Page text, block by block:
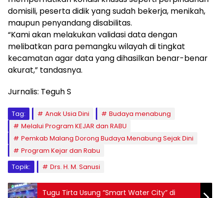
domisili, peserta didik yang sudah bekerja, menikah,
maupun penyandang disabilitas.
“Kami akan melakukan validasi data dengan
melibatkan para pemangku wilayah di tingkat
kecamatan agar data yang dihasilkan benar-benar
akurat,” tandasnya.
Jurnalis: Teguh S
Tag: Anak Usia Dini
Budaya menabung
Melalui Program KEJAR dan RABU
Pemkab Malang Dorong Budaya Menabung Sejak Dini
Program Kejar dan Rabu
Topik:
Drs. H. M. Sanusi
Tugu Tirta Usung “Smart Water City” di